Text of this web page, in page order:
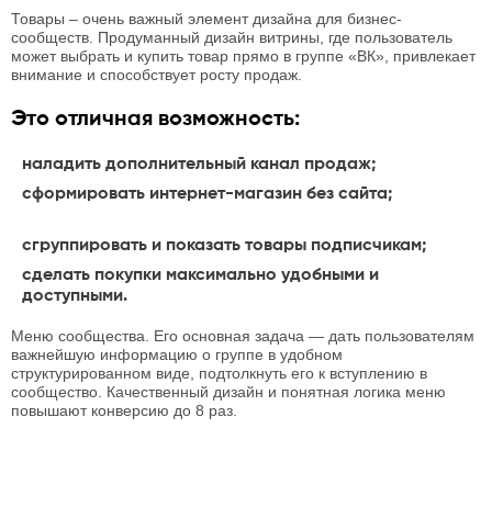
Товары – очень важный элемент дизайна для бизнес-
сообществ. Продуманный дизайн витрины, где пользователь
может выбрать и купить товар прямо в группе «ВК», привлекает
внимание и способствует росту продаж.
Это отличная возможность:
наладить дополнительный канал продаж;
сформировать интернет-магазин без сайта;
сгруппировать и показать товары подписчикам;
сделать покупки максимально удобными и
доступными.
Меню сообщества. Его основная задача — дать пользователям
важнейшую информацию о группе в удобном
структурированном виде, подтолкнуть его к вступлению в
сообщество. Качественный дизайн и понятная логика меню
повышают конверсию до 8 раз.